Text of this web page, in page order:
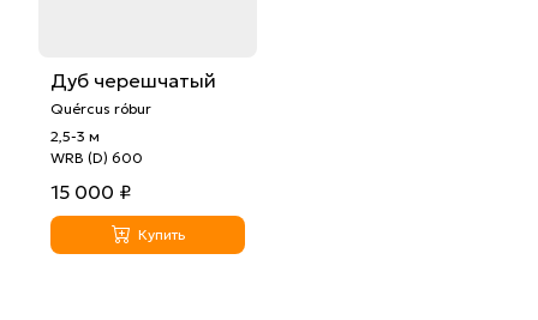
Дуб черешчатый
Quércus róbur
2,5-3 м
WRB (D) 600
15 000 ₽
Купить